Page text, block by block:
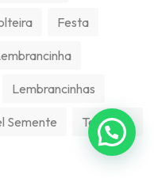
Festa
Lembrancinhas
Semente Temático